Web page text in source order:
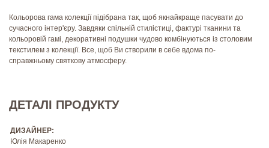
Кольорова гама колекції підібрана так, щоб якнайкраще пасувати до
сучасного інтер'єру. Завдяки спільній стилістиці, фактурі тканини та
кольоровій гамі, декоративні подушки чудово комбінуються із столовим
текстилем з колекції. Все, щоб Ви створили в себе вдома по-
справжньому святкову атмосферу.
ДЕТАЛІ ПРОДУКТУ
ДИЗАЙНЕР:
Юлія Макаренко